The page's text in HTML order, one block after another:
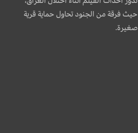
حيث فرقة من الجنود تحاول حماية قرية
صغيرة.